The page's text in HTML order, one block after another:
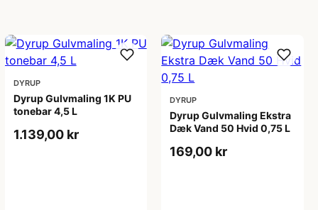
DYRUP
Dyrup Gulvmaling 1K PU
tonebar 4,5 L
1.139,00 kr
DYRUP
Dyrup Gulvmaling Ekstra
Dæk Vand 50 Hvid 0,75 L
169,00 kr